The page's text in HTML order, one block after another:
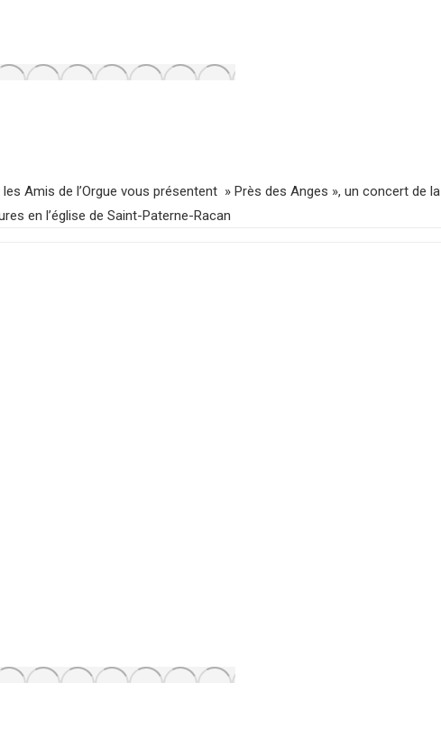
Amis de l’Orgue vous présentent » Près des Anges », un concert de
en l’église de Saint-Paterne-Racan